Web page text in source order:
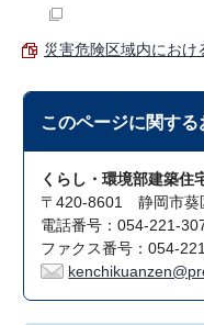
災害危険区域内におけ
このページに関する
くらし・環境部建築住
〒420-8601 静岡市葵
電話番号：054-221-
ファクス番号：054-